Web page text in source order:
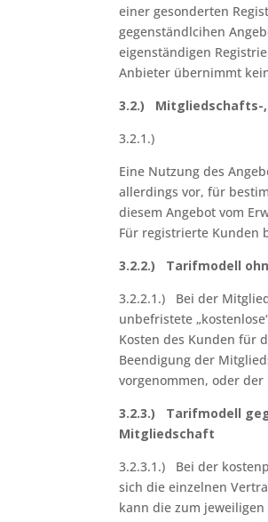
einer gesonderten
gegenständlcihen
eigenständigen
Anbieter übernimmt
3.2.) Mitgliedschafts-,
3.2.1.)
Eine Nutzung des
allerdings vor, für
diesem Angebot vom
Für registrierte Kunden
3.2.2.) Tarifmodell
3.2.2.1.) Bei der
unbefristete
Kosten des Kunden für
Beendigung der
vorgenommen, oder
3.2.3.) Tarifmodell
Mitgliedschaft
3.2.3.1.) Bei der
sich die einzelnen
kann die zum